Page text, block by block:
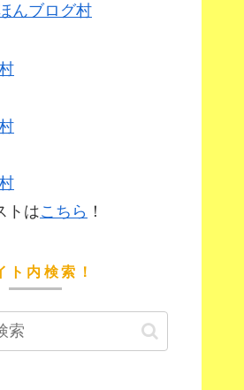
んブログ村
トはこちら ！
ト内検索！